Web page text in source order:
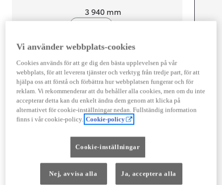
3 940 mm
Width
1 745mm
EURO 6
Kombinerad Co2
Vi använder webbplats-cookies
Cookies används för att ge dig den bästa upplevelsen på vår
webbplats, för att leverera tjänster och verktyg från tredje part, för att
hjälpa oss att förstå och förbättra hur webbplatsen fungerar och för
reklam. Vi rekommenderar att du behåller alla cookies, men om du inte
accepterar detta kan du enkelt ändra dem genom att klicka på
alternativet för cookie-inställningar nedan. Fullständig information
finns i vår cookie-policy. Cookie-policy
Cookie-inställningar
Nej, avvisa alla Ja, acceptera alla